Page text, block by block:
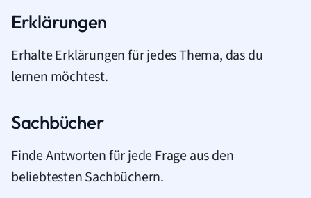
Erklärungen
Erhalte Erklärungen für jedes Thema, das du
lernen möchtest.
Sachbücher
Finde Antworten für jede Frage aus den
beliebtesten Sachbüchern.